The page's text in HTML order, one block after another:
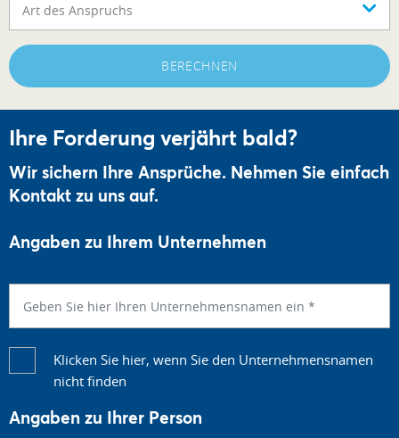
Art des Anspruchs
BERECHNEN
Ihre Forderung verjährt bald?
Wir sichern Ihre Ansprüche. Nehmen Sie einfach
Kontakt zu uns auf.
Angaben zu Ihrem Unternehmen
Klicken Sie hier, wenn Sie den Unternehmensnamen
nicht finden
Angaben zu Ihrer Person